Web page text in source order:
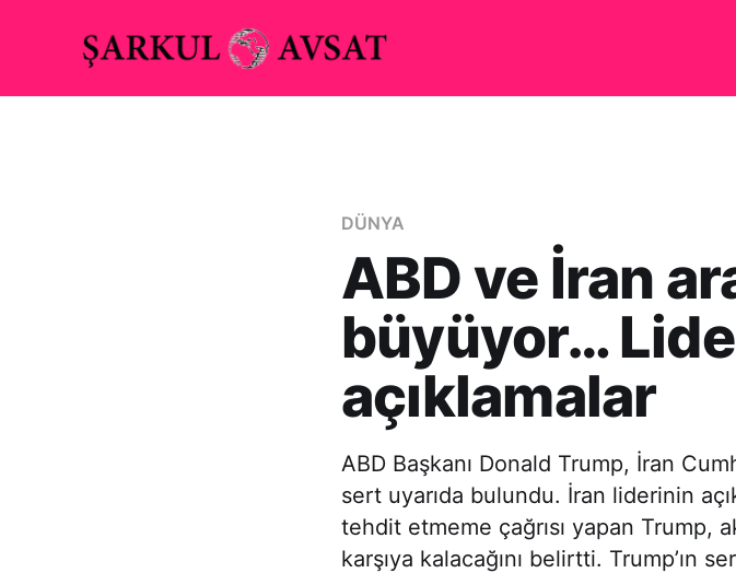
DÜNYA
ABD ve İran
büyüyor…
açıklamalar
ABD Başkanı Donald Trump, İran
sert uyarıda bulundu. İran liderinin
tehdit etmeme çağrısı yapan Trump,
karşıya kalacağını belirtti. Trump’ın